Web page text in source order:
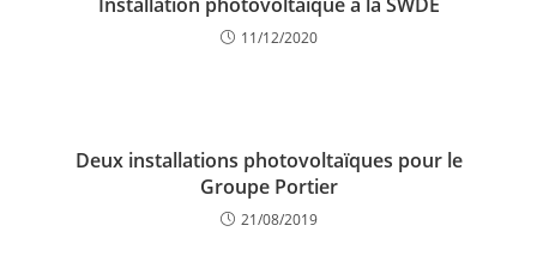
11/12/2020
Deux installations photovoltaïques pour le
Groupe Portier
21/08/2019